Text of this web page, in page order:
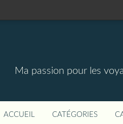
Ma passion pour les
ACCUEIL CATÉGORIES